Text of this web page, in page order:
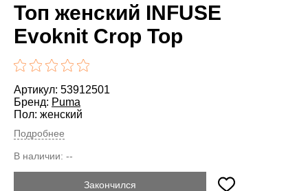
Топ женский INFUSE
Evoknit Crop Top
Артикул: 53912501
Бренд: Puma
Пол: женский
Подробнее
В наличии: --
Закончился